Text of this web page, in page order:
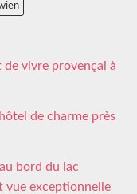
de vivre provençal à
de charme près
bord du lac
vue exceptionnelle